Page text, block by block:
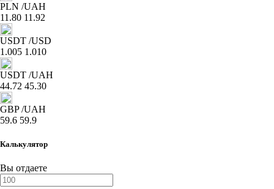
PLN /UAH
11.80 11.92
USDT /USD
1.005 1.010
USDT /UAH
44.72 45.30
GBP /UAH
59.6 59.9
Калькулятор
Вы отдаете